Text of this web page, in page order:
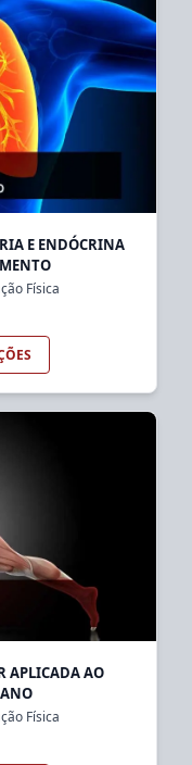
E ENDÓCRINA
Física
APLICADA AO
Física